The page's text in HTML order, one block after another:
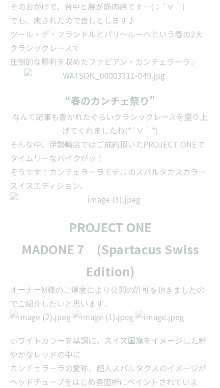
そのおかげで、背中と腕が筋肉痛です…(；´∀｀)
でも、癒されたので良しとします♪
ツール・デ・フランドルとパリ～ルーベという春の2大
クラシックレースで
圧倒的な勝利を収めたファビアン・カンチェラーラ。
“春のカンチェ祭り”
なんて記事も書かれたぐらいクラシックレースを盛り上
げてくれましたね(*´∀｀*)
そんな中、伊勢崎店ではご成約頂いたPROJECT ONEで
タイムリーなバイクがッ！
そうです！カンチェラーラモデルのスパルタカスカラー
スイスエディション。
PROJECT ONE
MADONE 7 (Spartacus Swiss
Edition)
オーナーM様のご厚意により公開の許可を頂きましたの
でご紹介したいと思います。
ホワイトカラーを基調に、スイス国旗をイメージした鮮
やかなレッドの中に
カンチェラーラの愛称、超人スパルタクスのイメージが
ヘッドチューブをはじめ各箇所にペイントされていま